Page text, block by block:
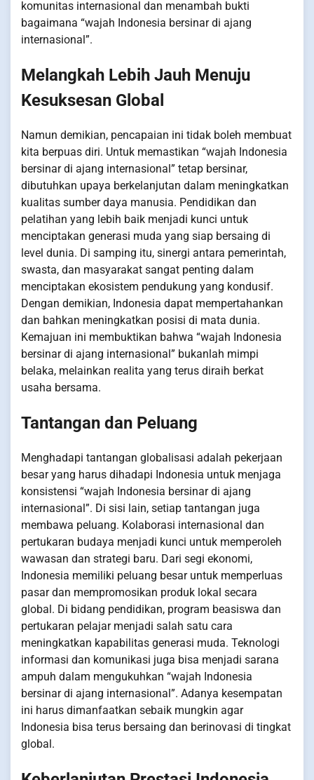
komunitas internasional dan menambah bukti
bagaimana “wajah Indonesia bersinar di ajang
internasional”.
Melangkah Lebih Jauh Menuju
Kesuksesan Global
Namun demikian, pencapaian ini tidak boleh membuat
kita berpuas diri. Untuk memastikan “wajah Indonesia
bersinar di ajang internasional” tetap bersinar,
dibutuhkan upaya berkelanjutan dalam meningkatkan
kualitas sumber daya manusia. Pendidikan dan
pelatihan yang lebih baik menjadi kunci untuk
menciptakan generasi muda yang siap bersaing di
level dunia. Di samping itu, sinergi antara pemerintah,
swasta, dan masyarakat sangat penting dalam
menciptakan ekosistem pendukung yang kondusif.
Dengan demikian, Indonesia dapat mempertahankan
dan bahkan meningkatkan posisi di mata dunia.
Kemajuan ini membuktikan bahwa “wajah Indonesia
bersinar di ajang internasional” bukanlah mimpi
belaka, melainkan realita yang terus diraih berkat
usaha bersama.
Tantangan dan Peluang
Menghadapi tantangan globalisasi adalah pekerjaan
besar yang harus dihadapi Indonesia untuk menjaga
konsistensi “wajah Indonesia bersinar di ajang
internasional”. Di sisi lain, setiap tantangan juga
membawa peluang. Kolaborasi internasional dan
pertukaran budaya menjadi kunci untuk memperoleh
wawasan dan strategi baru. Dari segi ekonomi,
Indonesia memiliki peluang besar untuk memperluas
pasar dan mempromosikan produk lokal secara
global. Di bidang pendidikan, program beasiswa dan
pertukaran pelajar menjadi salah satu cara
meningkatkan kapabilitas generasi muda. Teknologi
informasi dan komunikasi juga bisa menjadi sarana
ampuh dalam mengukuhkan “wajah Indonesia
bersinar di ajang internasional”. Adanya kesempatan
ini harus dimanfaatkan sebaik mungkin agar
Indonesia bisa terus bersaing dan berinovasi di tingkat
global.